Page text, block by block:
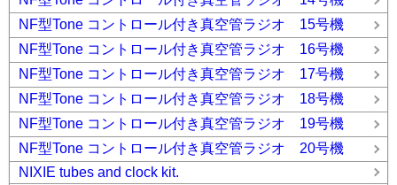
NF型Tone コントロール付き真空管ラジオ 15号機
NF型Tone コントロール付き真空管ラジオ 16号機
NF型Tone コントロール付き真空管ラジオ 17号機
NF型Tone コントロール付き真空管ラジオ 18号機
NF型Tone コントロール付き真空管ラジオ 19号機
NF型Tone コントロール付き真空管ラジオ 20号機
NIXIE tubes and clock kit.